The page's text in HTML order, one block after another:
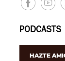
PODCASTS
HAZTE